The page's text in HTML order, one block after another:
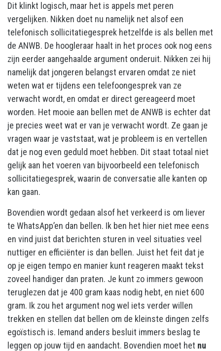
Dit klinkt logisch, maar het is appels met peren
vergelijken. Nikken doet nu namelijk net alsof een
telefonisch sollicitatiegesprek hetzelfde is als bellen met
de ANWB. De hoogleraar haalt in het proces ook nog eens
zijn eerder aangehaalde argument onderuit. Nikken zei hij
namelijk dat jongeren belangst ervaren omdat ze niet
weten wat er tijdens een telefoongesprek van ze
verwacht wordt, en omdat er direct gereageerd moet
worden. Het mooie aan bellen met de ANWB is echter dat
je precies weet wat er van je verwacht wordt. Ze gaan je
vragen waar je vaststaat, wat je probleem is en vertellen
dat je nog even geduld moet hebben. Dit staat totaal niet
gelijk aan het voeren van bijvoorbeeld een telefonisch
sollicitatiegesprek, waarin de conversatie alle kanten op
kan gaan.
Bovendien wordt gedaan alsof het verkeerd is om liever
te WhatsApp’en dan bellen. Ik ben het hier niet mee eens
en vind juist dat berichten sturen in veel situaties veel
nuttiger en efficiënter is dan bellen. Juist het feit dat je
op je eigen tempo en manier kunt reageren maakt tekst
zoveel handiger dan praten. Je kunt zo immers gewoon
teruglezen dat je 400 gram kaas nodig hebt, en niet 600
gram. Ik zou het argument nog wel iets verder willen
trekken en stellen dat bellen om de kleinste dingen zelfs
egoïstisch is. Iemand anders besluit immers beslag te
leggen op jouw tijd en aandacht. Bovendien moet het nu